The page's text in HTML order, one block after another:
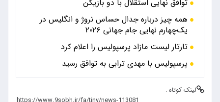
توافق نهایی استقلال با دو بازیکن
همه چیز درباره جدال حساس نروژ و انگلیس در
یک‌چهارم نهایی جام جهانی ۲۰۲۶
تارتار لیست مازاد پرسپولیس را اعلام کرد
پرسپولیس با مهدی ترابی به توافق رسید
لینک کوتاه :